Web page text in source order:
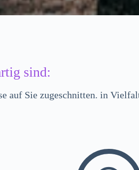
sind:
auf Sie zugeschnitten. in